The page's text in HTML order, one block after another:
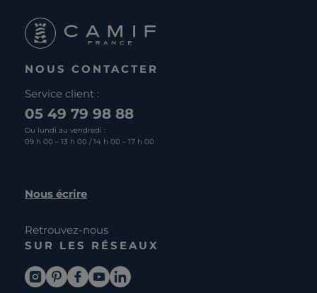
NOUS CONTACTER
Service client :
05 49 79 98 88
Du lundi au vendredi :
09 h 00 – 13 h 00 / 14 h 00 – 17 h 00
Nous écrire
Retrouvez-nous
SUR LES RÉSEAUX